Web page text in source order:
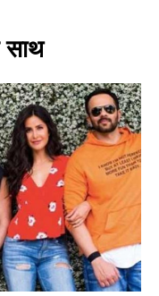
साथ